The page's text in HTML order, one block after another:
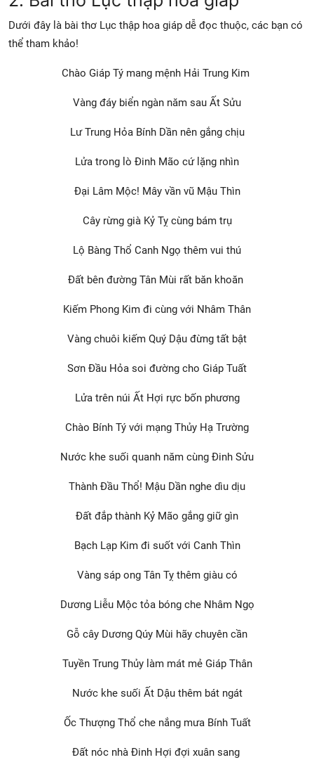
Dưới đây là bài thơ Lục thập hoa giáp dễ đọc thuộc, các bạn có
thể tham khảo!
Chào Giáp Tý mang mệnh Hải Trung Kim
Vàng đáy biển ngàn năm sau Ất Sửu
Lư Trung Hỏa Bính Dần nên gắng chịu
Lửa trong lò Đinh Mão cứ lặng nhìn
Đại Lâm Mộc! Mây vần vũ Mậu Thìn
Cây rừng già Kỷ Tỵ cùng bám trụ
Lộ Bàng Thổ Canh Ngọ thêm vui thú
Đất bên đường Tân Mùi rất băn khoăn
Kiếm Phong Kim đi cùng với Nhâm Thân
Vàng chuôi kiếm Quý Dậu đừng tất bật
Sơn Đầu Hỏa soi đường cho Giáp Tuất
Lửa trên núi Ất Hợi rực bốn phương
Chào Bính Tý với mạng Thủy Hạ Trường
Nước khe suối quanh năm cùng Đinh Sửu
Thành Đầu Thổ! Mậu Dần nghe dìu dịu
Đất đắp thành Kỷ Mão gắng giữ gìn
Bạch Lạp Kim đi suốt với Canh Thìn
Vàng sáp ong Tân Tỵ thêm giàu có
Dương Liễu Mộc tỏa bóng che Nhâm Ngọ
Gỗ cây Dương Qúy Mùi hãy chuyên cần
Tuyền Trung Thủy làm mát mẻ Giáp Thân
Nước khe suối Ất Dậu thêm bát ngát
Ốc Thượng Thổ che nắng mưa Bính Tuất
Đất nóc nhà Đinh Hợi đợi xuân sang